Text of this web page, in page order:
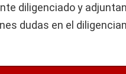
diligenciado y
dudas en el